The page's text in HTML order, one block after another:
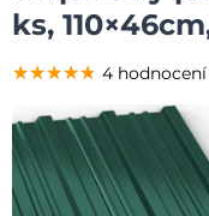
ks,
★★★★★
★★★★★
★★★★★ 4 hodnocení